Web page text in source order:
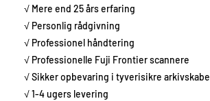
√ Mere end 25 års erfaring
√ Personlig rådgivning
√ Professionel håndtering
√ Professionelle Fuji Frontier scannere
√ Sikker opbevaring i tyverisikre arkivskabe
√ 1-4 ugers levering